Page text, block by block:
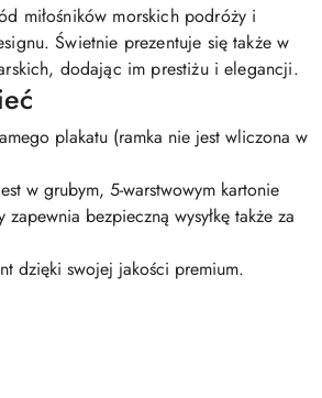
miłośników morskich podróży i
Świetnie prezentuje się także w
dodając im prestiżu i elegancji.
plakatu (ramka nie jest wliczona w
w grubym, 5-warstwowym kartonie
bezpieczną wysyłkę także za
dzięki swojej jakości premium.